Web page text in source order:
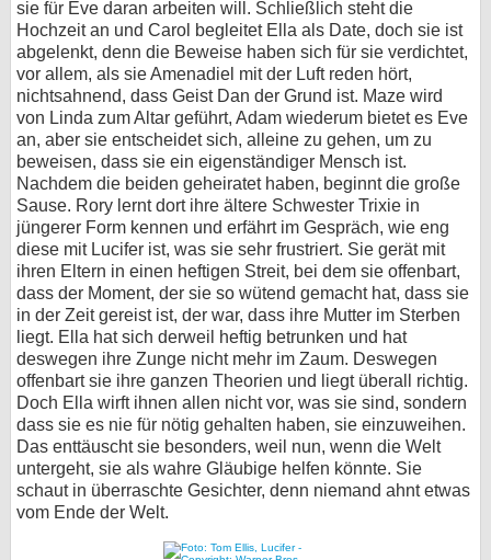
sie für Eve daran arbeiten will. Schließlich steht die
Hochzeit an und Carol begleitet Ella als Date, doch sie ist
abgelenkt, denn die Beweise haben sich für sie verdichtet,
vor allem, als sie Amenadiel mit der Luft reden hört,
nichtsahnend, dass Geist Dan der Grund ist. Maze wird
von Linda zum Altar geführt, Adam wiederum bietet es Eve
an, aber sie entscheidet sich, alleine zu gehen, um zu
beweisen, dass sie ein eigenständiger Mensch ist.
Nachdem die beiden geheiratet haben, beginnt die große
Sause. Rory lernt dort ihre ältere Schwester Trixie in
jüngerer Form kennen und erfährt im Gespräch, wie eng
diese mit Lucifer ist, was sie sehr frustriert. Sie gerät mit
ihren Eltern in einen heftigen Streit, bei dem sie offenbart,
dass der Moment, der sie so wütend gemacht hat, dass sie
in der Zeit gereist ist, der war, dass ihre Mutter im Sterben
liegt. Ella hat sich derweil heftig betrunken und hat
deswegen ihre Zunge nicht mehr im Zaum. Deswegen
offenbart sie ihre ganzen Theorien und liegt überall richtig.
Doch Ella wirft ihnen allen nicht vor, was sie sind, sondern
dass sie es nie für nötig gehalten haben, sie einzuweihen.
Das enttäuscht sie besonders, weil nun, wenn die Welt
untergeht, sie als wahre Gläubige helfen könnte. Sie
schaut in überraschte Gesichter, denn niemand ahnt etwas
vom Ende der Welt.